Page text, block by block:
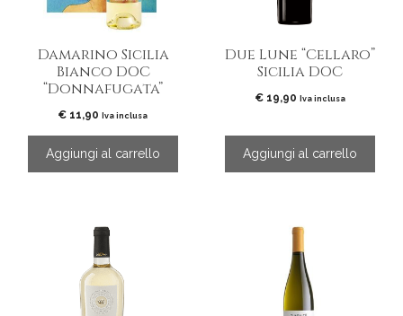
Damarino Sicilia
Bianco DOC
“Donnafugata”
€ 11,90 Iva inclusa
Aggiungi al carrello
Due Lune “Cellaro”
Sicilia DOC
€19,90 Iva inclusa
Aggiungi al carrello